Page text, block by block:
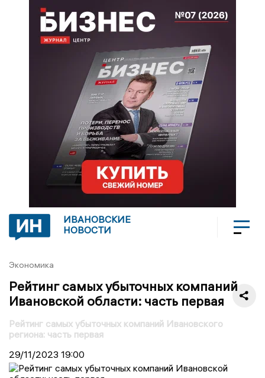
ИВАНОВСКИЕ
НОВОСТИ
Экономика
Рейтинг самых убыточных компаний
Ивановской области: часть первая
Рейтинг самых убыточных компаний Ивановского
региона: часть первая
29/11/2023 19:00